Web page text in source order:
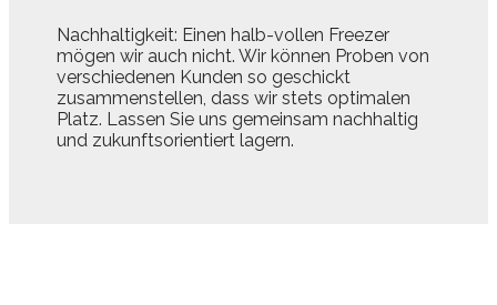
Nachhaltigkeit: Einen halb-vollen Freezer
mögen wir auch nicht. Wir können Proben von
verschiedenen Kunden so geschickt
zusammenstellen, dass wir stets optimalen
Platz. Lassen Sie uns gemeinsam nachhaltig
und zukunftsorientiert lagern.